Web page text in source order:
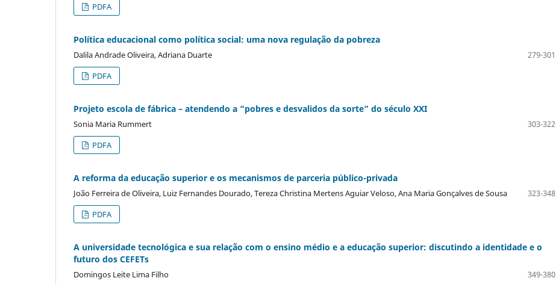
PDFA
Política educacional como política social: uma nova regulação da pobreza
Dalila Andrade Oliveira, Adriana Duarte
279-301
PDFA
Projeto escola de fábrica – atendendo a “pobres e desvalidos da sorte” do século XXI
Sonia Maria Rummert
303-322
PDFA
A reforma da educação superior e os mecanismos de parceria público-privada
João Ferreira de Oliveira, Luiz Fernandes Dourado, Tereza Christina Mertens Aguiar Veloso, Ana Maria Gonçalves de Sousa
323-348
PDFA
A universidade tecnológica e sua relação com o ensino médio e a educação superior: discutindo a identidade e o
futuro dos CEFETs
Domingos Leite Lima Filho
349-380